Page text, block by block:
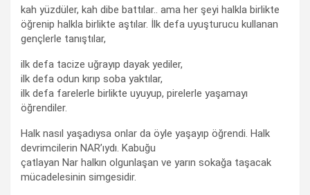
kah yüzdüler, kah dibe battılar.. ama her şeyi halkla birlikte
öğrenip halkla birlikte aştılar. İlk defa uyuşturucu kullanan
gençlerle tanıştılar,
ilk defa tacize uğrayıp dayak yediler,
ilk defa odun kırıp soba yaktılar,
ilk defa farelerle birlikte uyuyup, pirelerle yaşamayı
öğrendiler.
Halk nasıl yaşadıysa onlar da öyle yaşayıp öğrendi. Halk
devrimcilerin NAR’ıydı. Kabuğu
çatlayan Nar halkın olgunlaşan ve yarın sokağa taşacak
mücadelesinin simgesidir.